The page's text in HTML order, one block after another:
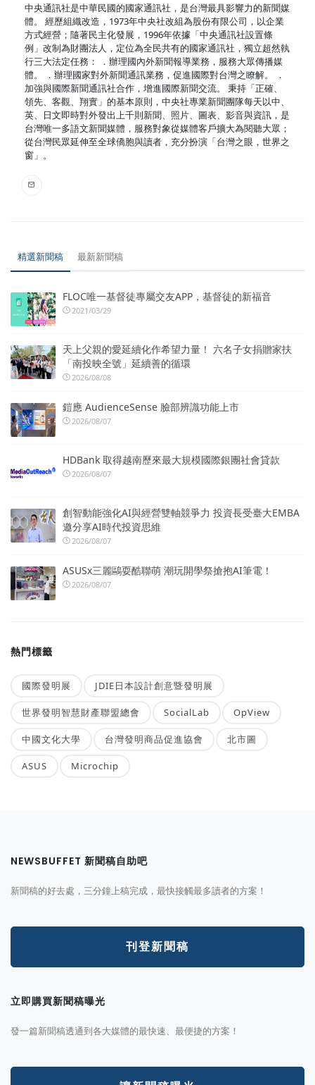
中央通訊社是中華民國的國家通訊社，是台灣最具影響力的新聞媒
體。 經歷組織改造，1973年中央社改組為股份有限公司，以企業
方式經營；隨著民主化發展，1996年依據「中央通訊社設置條
例」改制為財團法人，定位為全民共有的國家通訊社，獨立超然執
行三大法定任務： ．辦理國內外新聞報導業務，服務大眾傳播媒
體。 ．辦理國家對外新聞通訊業務，促進國際對台灣之瞭解。 ．
加強與國際新聞通訊社合作，增進國際新聞交流。 秉持「正確、
領先、客觀、翔實」的基本原則，中央社專業新聞團隊每天以中、
英、日文即時對外發出上千則新聞、照片、圖表、影音與資訊，是
台灣唯一多語文新聞媒體，服務對象從媒體客戶擴大為閱聽大眾；
從台灣民眾延伸至全球僑胞與讀者，充分扮演「台灣之眼，世界之
窗」。
精選新聞稿 最新新聞稿
FLOC唯一基督徒專屬交友APP，基督徒的新福音
2021/03/29
天上父親的愛延續化作希望力量！ 六名子女捐贈家扶
「南投映全號」延續善的循環
2026/08/08
鎧應 AudienceSense 臉部辨識功能上市
2026/08/07
HDBank 取得越南歷來最大規模國際銀團社會貸款
2026/08/07
創智動能強化AI與經營雙軸競爭力 投資長受臺大EMBA
邀分享AI時代投資思維
2026/08/07
ASUSx三麗鷗耍酷聯萌 潮玩開學祭搶抱AI筆電！
2026/08/07
熱門標籤
國際發明展 JDIE日本設計創意暨發明展
世界發明智慧財產聯盟總會 SocialLab OpView
中國文化大學 台灣發明商品促進協會 北市圖
ASUS Microchip
NEWSBUFFET 新聞稿自助吧
新聞稿的好去處，三分鐘上稿完成，最快接觸最多讀者的方案！
刊登新聞稿
立即購買新聞稿曝光
發一篇新聞稿透通到各大媒體的最快速、最便捷的方案！